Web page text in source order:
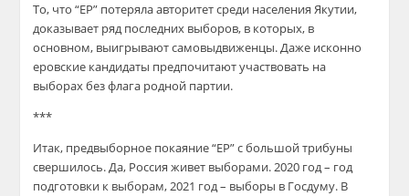
То, что “ЕР” потеряла авторитет среди населения Якутии,
доказывает ряд последних выборов, в которых, в
основном, выигрывают самовыдвиженцы. Даже исконно
еровские кандидаты предпочитают участвовать на
выборах без флага родной партии.
***
Итак, предвыборное покаяние “ЕР” с большой трибуны
свершилось. Да, Россия живет выборами. 2020 год – год
подготовки к выборам, 2021 год – выборы в Госдуму. В